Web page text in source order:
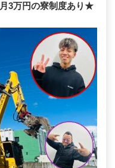
3万円の寮制度あり★